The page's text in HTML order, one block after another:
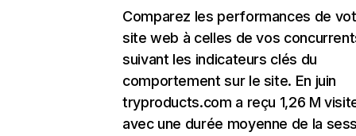
Comparez les performances de
site web à celles de vos
suivant les indicateurs clés du
comportement sur le site. En juin
tryproducts.com a reçu 1,26 M
avec une durée moyenne de la